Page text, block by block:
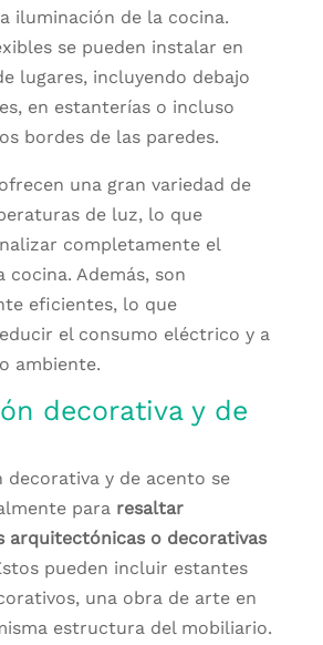
iluminación de la cocina.
se pueden instalar en
lugares, incluyendo debajo
en estanterías o incluso
bordes de las paredes.
una gran variedad de
de luz, lo que
completamente el
cocina. Además, son
eficientes, lo que
el consumo eléctrico y a
ambiente.
decorativa y de
decorativa y de acento se
para resaltar
arquitectónicas o decorativas
pueden incluir estantes
una obra de arte en
estructura del mobiliario.